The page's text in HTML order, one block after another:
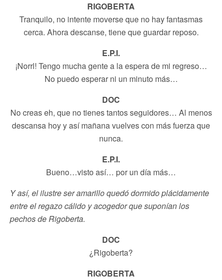
RIGOBERTA
Tranquilo, no intente moverse que no hay fantasmas
cerca. Ahora descanse, tiene que guardar reposo.
E.P.I.
¡Norrl! Tengo mucha gente a la espera de mi regreso…
No puedo esperar ni un minuto más…
DOC
No creas eh, que no tienes tantos seguidores… Al menos
descansa hoy y así mañana vuelves con más fuerza que
nunca.
E.P.I.
Bueno…visto así… por un día más…
Y así, el ilustre ser amarillo quedó dormido plácidamente
entre el regazo cálido y acogedor que suponían los
pechos de Rigoberta.
DOC
¿Rigoberta?
RIGOBERTA